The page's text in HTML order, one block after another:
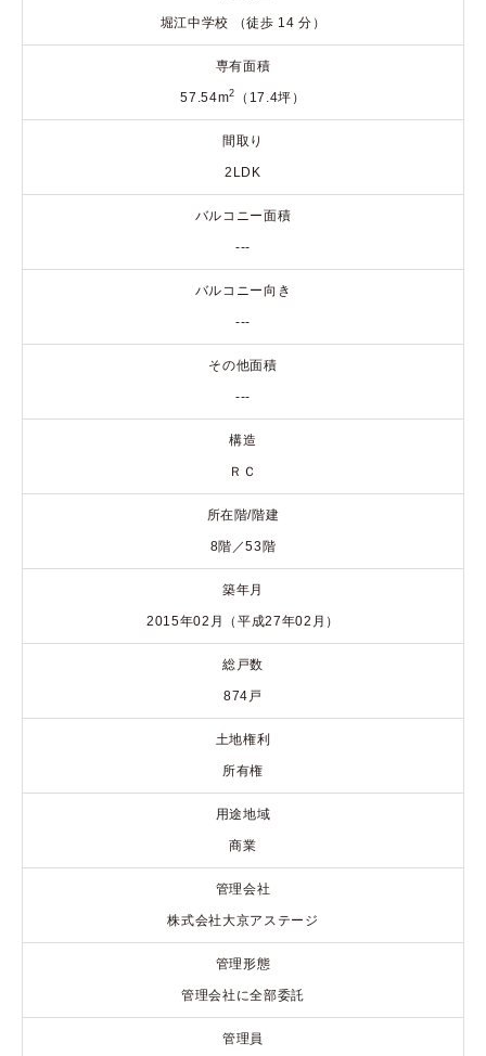
堀江中学校 （徒歩 14 分）
専有面積
57.54m2 （17.4坪）
間取り
2LDK
バルコニー面積
---
バルコニー向き
---
その他面積
---
構造
ＲＣ
所在階/階建
8階／53階
築年月
2015年02月（平成27年02月）
総戸数
874戸
土地権利
所有権
用途地域
商業
管理会社
株式会社大京アステージ
管理形態
管理会社に全部委託
管理員